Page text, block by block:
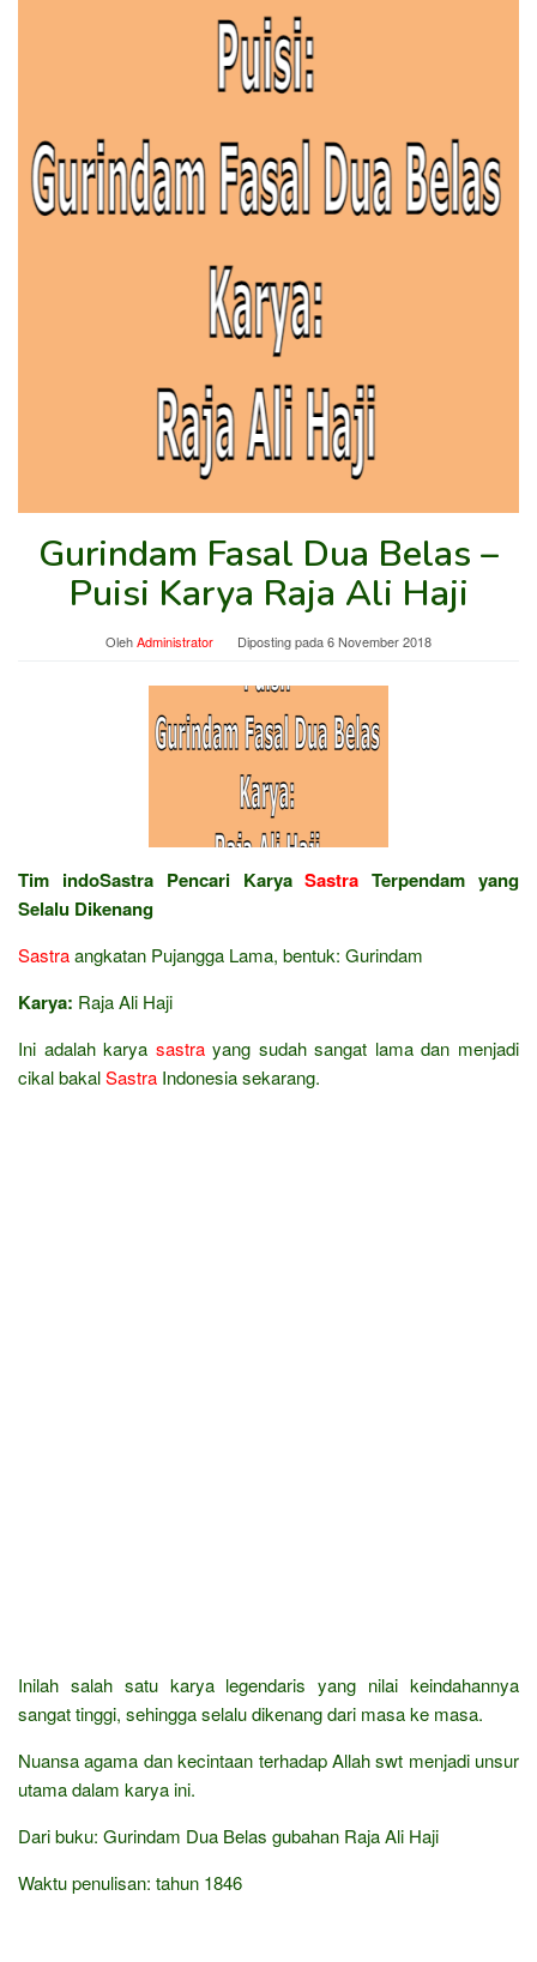
Gurindam Fasal Dua Belas –
Puisi Karya Raja Ali Haji
OlehAdministrator Diposting pada6 November 2018
Tim indoSastra Pencari KaryaSastra Terpendam yang
Selalu Dikenang
Sastraangkatan Pujangga Lama, bentuk: Gurindam
Karya: Raja Ali Haji
Ini adalah karya sastrayang sudah sangat lama dan menjadi
cikal bakalSastra Indonesia sekarang.
Inilah salah satu karya legendaris yang nilai keindahannya
sangat tinggi, sehingga selalu dikenang dari masa ke masa.
Nuansa agama dan kecintaan terhadap Allah swt menjadi unsur
utama dalam karya ini.
Dari buku: Gurindam Dua Belas gubahan Raja Ali Haji
Waktu penulisan: tahun 1846